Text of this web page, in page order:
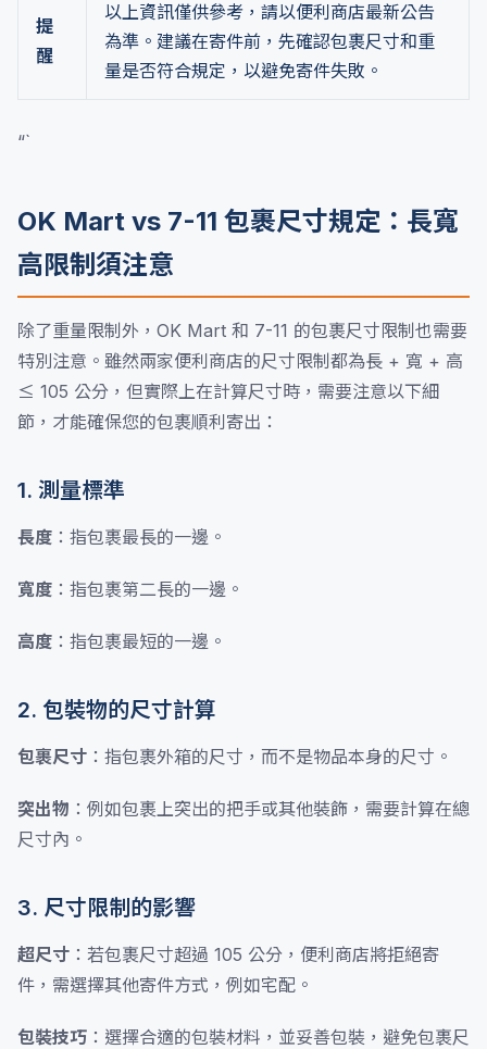
提
醒
以上資訊僅供參考，請以便利商店最新公告
為準。建議在寄件前，先確認包裹尺寸和重
量是否符合規定，以避免寄件失敗。
“`
OK Mart vs 7-11 包裹尺寸規定：長寬
高限制須注意
除了重量限制外，OK Mart 和 7-11 的包裹尺寸限制也需要
特別注意。雖然兩家便利商店的尺寸限制都為長 + 寬 + 高
≤ 105 公分，但實際上在計算尺寸時，需要注意以下細
節，才能確保您的包裹順利寄出：
1. 測量標準
長度 ：指包裹最長的一邊。
寬度 ：指包裹第二長的一邊。
高度 ：指包裹最短的一邊。
2. 包裝物的尺寸計算
包裹尺寸 ：指包裹外箱的尺寸，而不是物品本身的尺寸。
突出物 ：例如包裹上突出的把手或其他裝飾，需要計算在總
尺寸內。
3. 尺寸限制的影響
超尺寸 ：若包裹尺寸超過 105 公分，便利商店將拒絕寄
件，需選擇其他寄件方式，例如宅配。
包裝技巧 ：選擇合適的包裝材料，並妥善包裝，避免包裹尺